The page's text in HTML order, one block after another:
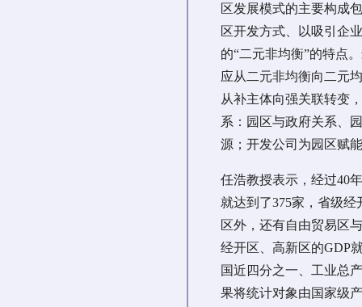
区发展模式的主要构成
区开发方式、以吸引企
的“二元非均衡”的特点
应从二元非均衡向二元
从补主体向强关联转变
系：园区与政府关系、
源；开发公司为园区赋
任浩教授表示，经过40
就达到了375家，省级
区外，还有自由贸易区
经开区、高新区的GDP
国近四分之一、工业总
果将统计对象由国家级